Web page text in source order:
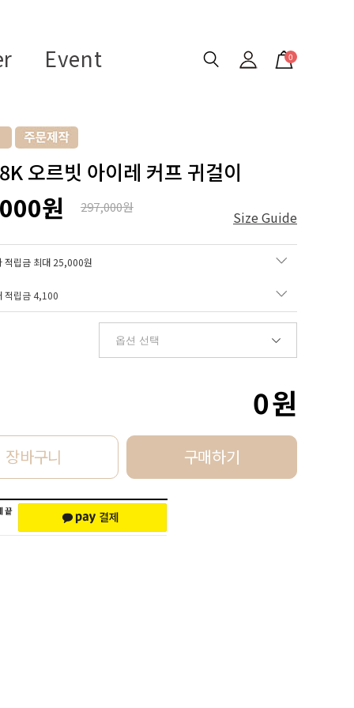
Event 0
오르빗 아이레 커프 귀걸이
원 297,000원
Size Guide
적립금 최대 25,000원
적립금 4,100
0원
장바구니 구매하기